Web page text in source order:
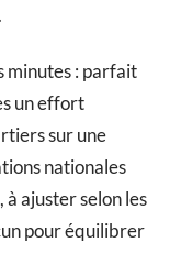
minutes : parfait
un effort
sur une
nationales
ajuster selon les
pour équilibrer